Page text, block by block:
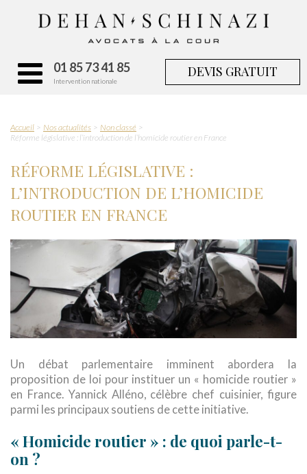
01 85 73 41 85
Intervention nationale
DEVIS GRATUIT
Accueil Nos actualités
Non classé
Réforme législative : l’introduction de l’homicide routier en France
RÉFORME LÉGISLATIVE :
L’INTRODUCTION DE L’HOMICIDE
ROUTIER EN FRANCE
Un débat parlementaire imminent abordera la
proposition de loi pour instituer un « homicide routier »
en France. Yannick Alléno, célèbre chef cuisinier, figure
parmi les principaux soutiens de cette initiative.
« Homicide routier » : de quoi parle-t-
on ?